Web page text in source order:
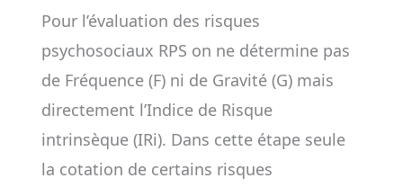
Pour l’évaluation des risques
psychosociaux RPS on ne détermine pas
de Fréquence (F) ni de Gravité (G) mais
directement l’Indice de Risque
intrinsèque (IRi). Dans cette étape seule
la cotation de certains risques